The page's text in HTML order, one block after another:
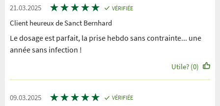
21.03.2025 ★★★★★ VÉRIFIÉE
Client heureux de Sanct Bernhard
Le dosage est parfait, la prise hebdo sans contrainte... une
année sans infection !
Utile? (0)
09.03.2025 ★★★★★ VÉRIFIÉE